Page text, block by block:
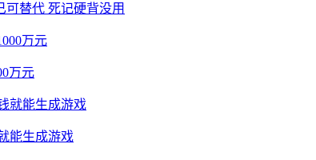
替代 死记硬背没用
万元
能生成游戏